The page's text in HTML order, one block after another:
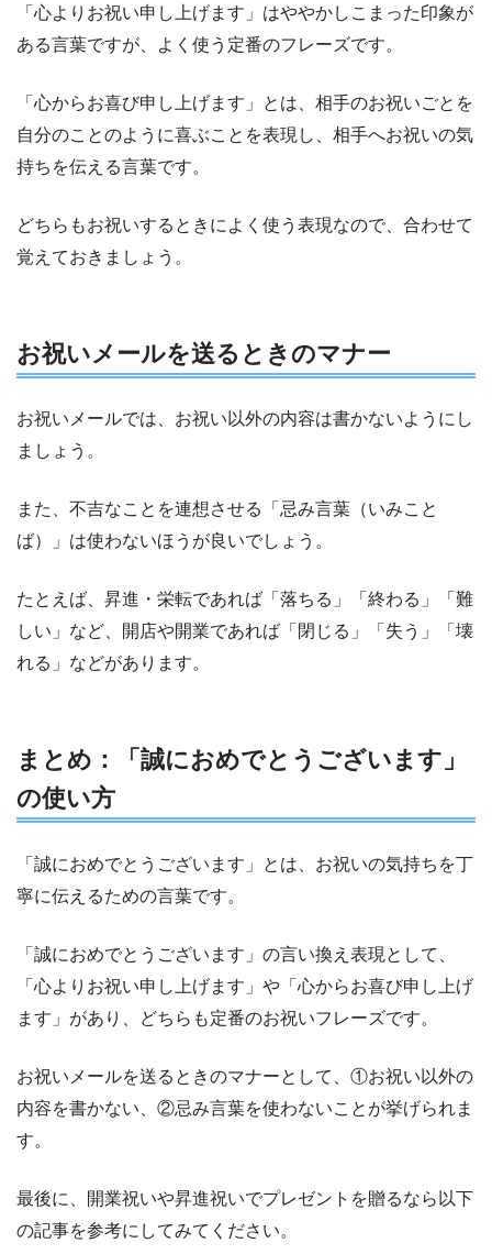
「心よりお祝い申し上げます」はややかしこまった印象が
ある言葉ですが、よく使う定番のフレーズです。
「心からお喜び申し上げます」とは、相手のお祝いごとを
自分のことのように喜ぶことを表現し、相手へお祝いの気
持ちを伝える言葉です。
どちらもお祝いするときによく使う表現なので、合わせて
覚えておきましょう。
お祝いメールを送るときのマナー
お祝いメールでは、お祝い以外の内容は書かないようにし
ましょう。
また、不吉なことを連想させる「忌み言葉（いみこと
ば）」は使わないほうが良いでしょう。
たとえば、昇進・栄転であれば「落ちる」「終わる」「難
しい」など、開店や開業であれば「閉じる」「失う」「壊
れる」などがあります。
まとめ：「誠におめでとうございます」
の使い方
「誠におめでとうございます」とは、お祝いの気持ちを丁
寧に伝えるための言葉です。
「誠におめでとうございます」の言い換え表現として、
「心よりお祝い申し上げます」や「心からお喜び申し上げ
ます」があり、どちらも定番のお祝いフレーズです。
お祝いメールを送るときのマナーとして、①お祝い以外の
内容を書かない、②忌み言葉を使わないことが挙げられま
す。
最後に、開業祝いや昇進祝いでプレゼントを贈るなら以下
の記事を参考にしてみてください。